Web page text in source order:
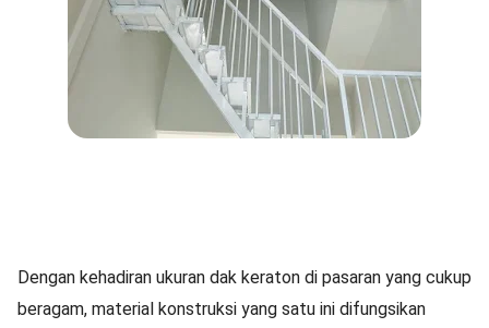
Dengan kehadiran ukuran dak keraton di pasaran yang cukup
beragam, material konstruksi yang satu ini difungsikan